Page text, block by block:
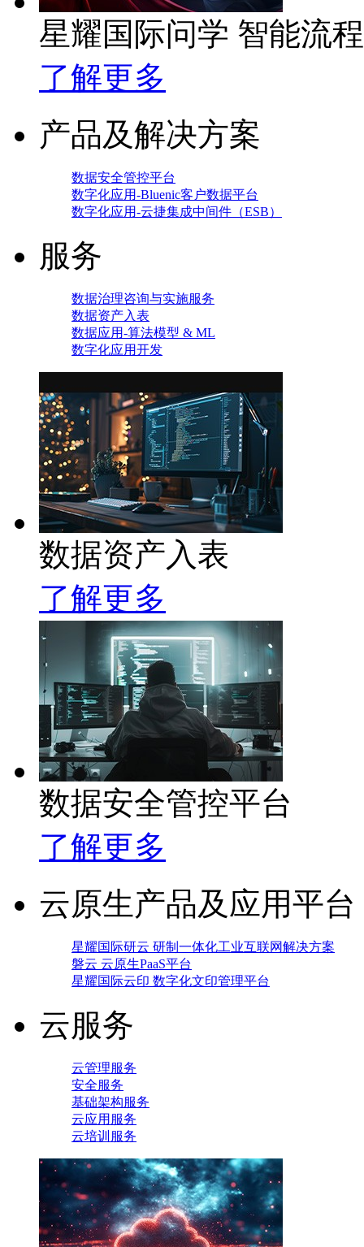
星耀国际问学 智能流
了解更多
产品及解决方案
数据安全管控平台
数字化应用-Bluenic客户数据平台
数字化应用-云捷集成中间件（ESB）
服务
数据治理咨询与实施服务
数据资产入表
数据应用-算法模型 & ML
数字化应用开发
数据资产入表
了解更多
数据安全管控平台
了解更多
云原生产品及应用平台
星耀国际研云 研制一体化工业互联网解决方案
磐云 云原生PaaS平台
星耀国际云印 数字化文印管理平台
云服务
云管理服务
安全服务
基础架构服务
云应用服务
云培训服务